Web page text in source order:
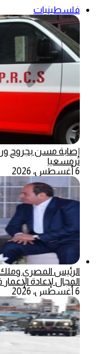
فلسطينيات
إصابة مسن بجروح
ترمسعيا
6 أغسطس، 2026
الرئيس المصري
المجال لإعادة
6 أغسطس، 2026